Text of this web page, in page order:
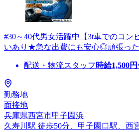
#30～40代男女活躍中【3t車でのコン
いあり★急な出費にも安心◎頑張った
配送・物流スタッフ 時給1,500
勤務地
面接地
兵庫県西宮市甲子園浜
久寿川駅 徒歩50分、甲子園口駅、西